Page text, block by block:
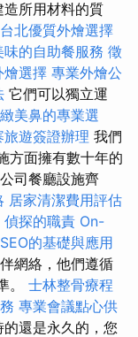
造所用材料的質
台北優質外燴選擇
味的自助餐服務 徵
燴選擇 專業外燴公
它們可以獨立運
美鼻的專業選
旅遊簽證辦理 我們
方面擁有數十年的
司餐廳設施齊
居家清潔費用評估
偵探的職責 On-
的基礎與應用
網絡，他們遵循
。 士林整骨療程
專業會議點心供
還是永久的，您